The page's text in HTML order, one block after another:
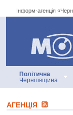
Інформ-агенція
Інформ-
Політична
Чернігівщина
АГЕНЦIЯ